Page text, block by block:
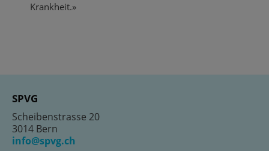
Krankheit.»
SPVG
Scheibenstrasse 20
3014 Bern
info@spvg.ch